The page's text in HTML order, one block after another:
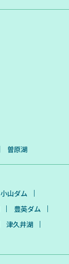
曽原湖
小山ダム
豊英ダム
津久井湖